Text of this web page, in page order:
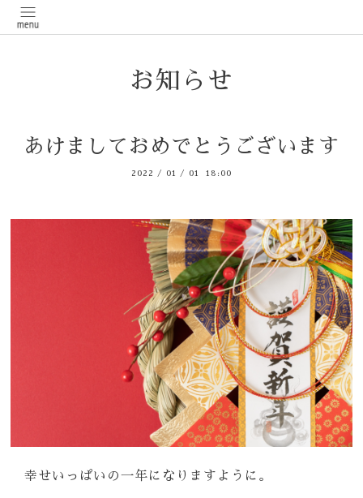
お知らせ
あけましておめでとうございます
2022 / 01 / 01 18:00
幸せいっぱいの一年になりますように。